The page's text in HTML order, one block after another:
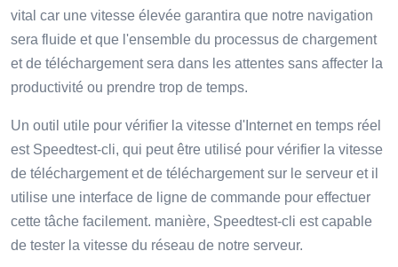
vital car une vitesse élevée garantira que notre navigation
sera fluide et que l'ensemble du processus de chargement
et de téléchargement sera dans les attentes sans affecter la
productivité ou prendre trop de temps.
Un outil utile pour vérifier la vitesse d'Internet en temps réel
est Speedtest-cli, qui peut être utilisé pour vérifier la vitesse
de téléchargement et de téléchargement sur le serveur et il
utilise une interface de ligne de commande pour effectuer
cette tâche facilement. manière, Speedtest-cli est capable
de tester la vitesse du réseau de notre serveur.